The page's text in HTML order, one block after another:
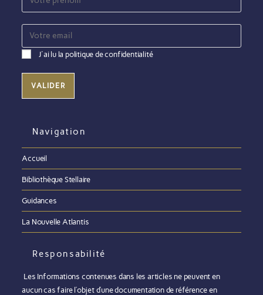
J'ai lu la politique de confidentialité
Navigation
Accueil
Bibliothèque Stellaire
Guidances
La Nouvelle Atlantis
Responsabilité
Les Informations contenues dans les articles ne peuvent en
aucun cas faire l’objet d’une documentation de référence en